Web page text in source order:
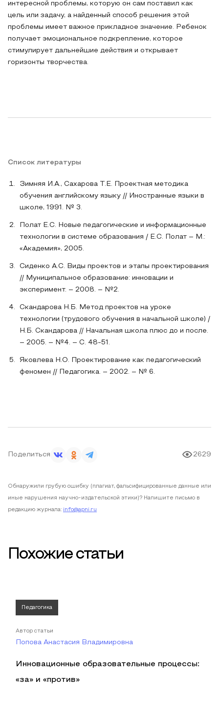
интересной проблемы, которую он сам поставил как
цель или задачу, а найденный способ решения этой
проблемы имеет важное прикладное значение. Ребенок
получает эмоциональное подкрепление, которое
стимулирует дальнейшие действия и открывает
горизонты творчества.
Список литературы
Зимняя И.А., Сахарова Т.Е. Проектная методика
обучения английскому языку // Иностранные языки в
школе, 1991. № 3.
Полат Е.С. Новые педагогические и информационные
технологии в системе образования / Е.С. Полат – М.:
«Академия», 2005.
Сиденко А.С. Виды проектов и этапы проектирования
// Муниципальное образование: инновации и
эксперимент. – 2008. – №2.
Скандарова Н.Б. Метод проектов на уроке
технологии (трудового обучения в начальной школе) /
Н.Б. Скандарова // Начальная школа плюс до и после.
– 2005. – №4. – С. 48-51.
Яковлева Н.О. Проектирование как педагогический
феномен // Педагогика. – 2002. – № 6.
Поделиться 2629
Обнаружили грубую ошибку (плагиат, фальсифицированные данные или
иные нарушения научно-издательской этики)? Напишите письмо в
редакцию журнала: info@apni.ru
Похожие статьи
Педагогика
Автор статьи
Попова Анастасия Владимировна
Инновационные образовательные процессы:
«за» и «против»